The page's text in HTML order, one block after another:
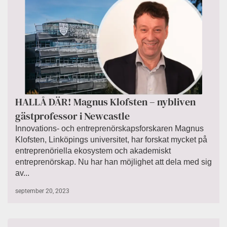
HALLÅ DÄR! Magnus Klofsten – nybliven
gästprofessor i Newcastle
Innovations- och entreprenörskapsforskaren Magnus
Klofsten, Linköpings universitet, har forskat mycket på
entreprenöriella ekosystem och akademiskt
entreprenörskap. Nu har han möjlighet att dela med sig
av...
september 20, 2023